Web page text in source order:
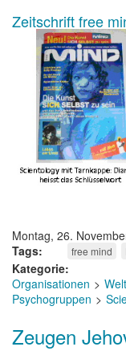
Zeitschrift free
Montag, 26.
Tags
free mind
Kategorie
Organisationen
Psychogruppen
Zeugen